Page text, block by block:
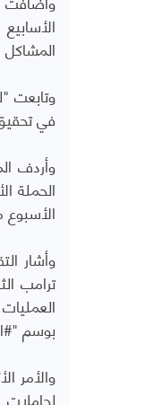
وتابعت
في
وأردف
الحملة
وأشار
ترامب
بوسم
والأمر